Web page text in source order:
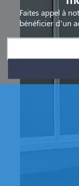
Faites appel à
bénéficier d’un